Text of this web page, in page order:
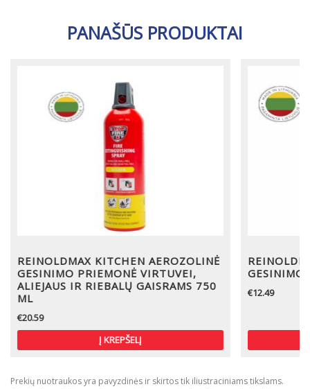
PANAŠŪS PRODUKTAI
REINOLDMAX KITCHEN AEROZOLINĖ
GESINIMO PRIEMONĖ VIRTUVEI,
ALIEJAUS IR RIEBALŲ GAISRAMS 750
ML
€20.59
Į KREPŠELĮ
GESINIMO
€12.49
Prekių nuotraukos yra pavyzdinės ir skirtos tik iliustraciniams tikslams.